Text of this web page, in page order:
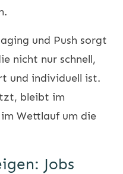
und Push sorgt
nicht nur schnell,
und individuell ist.
bleibt im
Wettlauf um die
Jobs